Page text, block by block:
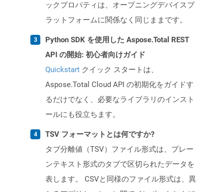
ックプロパティは、オープニングデバイスプ
ラットフォームに関係なく同じままです。
Python SDK を使用した Aspose.Total REST
API の開始: 初心者向けガイド
Quickstart クイック スタートは、
Aspose.Total Cloud API の初期化をガイドす
るだけでなく、必要なライブラリのインスト
ールにも役立ちます。
TSV フォーマットとは何ですか?
タブ分離値（TSV）ファイル形式は、プレー
ンテキスト形式のタブで区切られたデータを
表します。 CSVと同様のファイル形式は、異